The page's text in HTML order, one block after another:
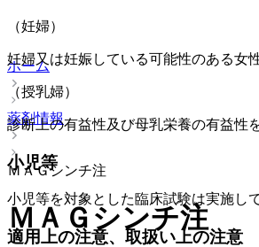
（妊婦）
妊婦又は妊娠している可能性のある女
（授乳婦）
診断上の有益性及び母乳栄養の有益性
小児等
小児等を対象とした臨床試験は実施し
適用上の注意、取扱い上の注意
ホーム
薬剤情報
ＭＡＧシンチ注
ＭＡＧシンチ注